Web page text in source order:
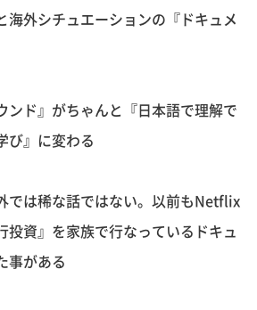
外シチュエーションの『ドキュメ
ンド』がちゃんと『日本語で理解で
び』に変わる
では稀な話ではない。以前もNetflix
投資』を家族で行なっているドキュ
事がある